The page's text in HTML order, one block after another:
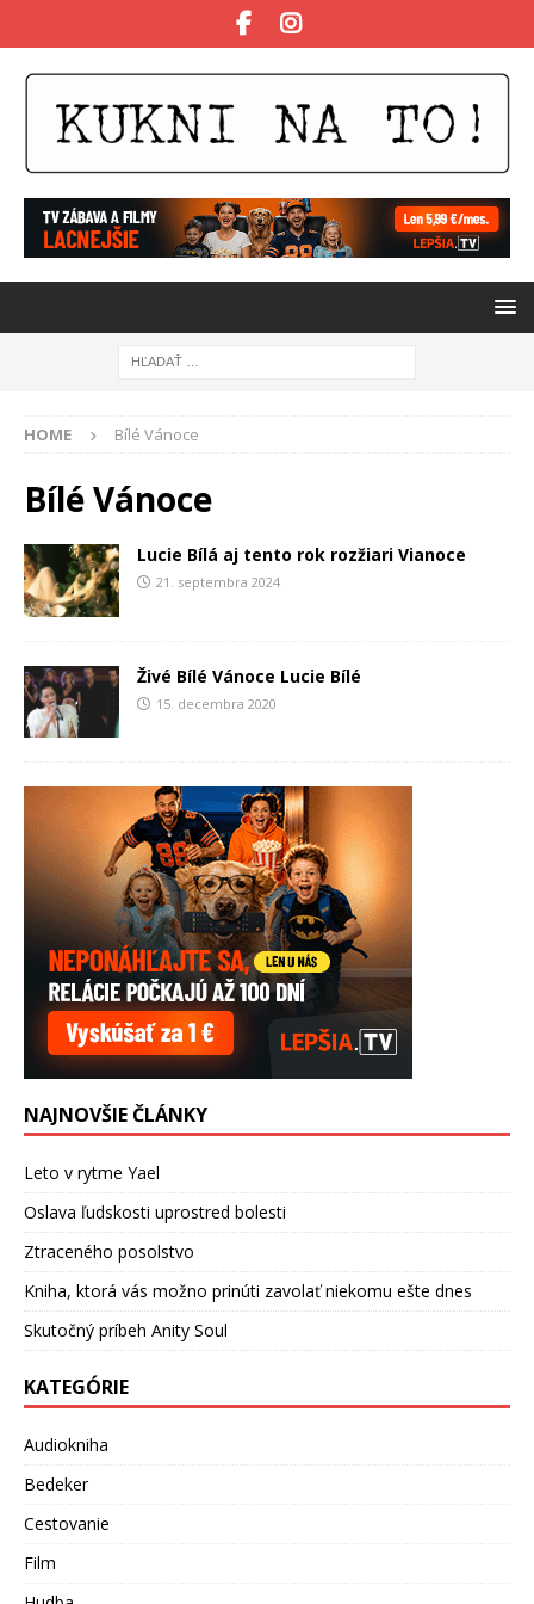
HOME Bílé Vánoce
Bílé Vánoce
Lucie Bílá aj tento rok rozžiari Vianoce
21. septembra 2024
Živé Bílé Vánoce Lucie Bílé
15. decembra 2020
NAJNOVŠIE ČLÁNKY
Leto v rytme Yael
Oslava ľudskosti uprostred bolesti
Ztraceného posolstvo
Kniha, ktorá vás možno prinúti zavolať niekomu ešte dnes
Skutočný príbeh Anity Soul
KATEGÓRIE
Audiokniha
Bedeker
Cestovanie
Film